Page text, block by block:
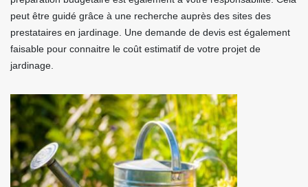
peut être guidé grâce à une recherche auprès des sites des
prestataires en jardinage. Une demande de devis est également
faisable pour connaitre le coût estimatif de votre projet de
jardinage.